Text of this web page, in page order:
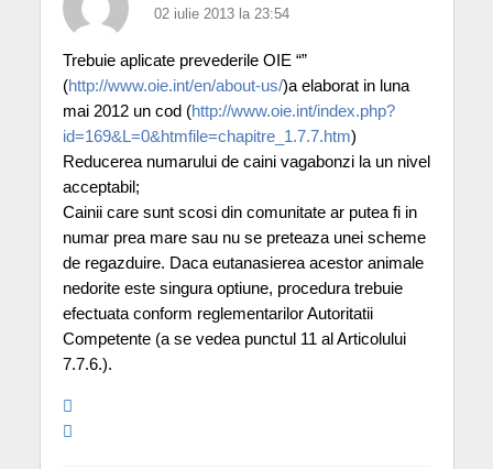
02 iulie 2013 la 23:54
Trebuie aplicate prevederile OIE “”
(http://www.oie.int/en/about-us/)a elaborat in luna
mai 2012 un cod (http://www.oie.int/index.php?
id=169&L=0&htmfile=chapitre_1.7.7.htm)
Reducerea numarului de caini vagabonzi la un nivel
acceptabil;
Cainii care sunt scosi din comunitate ar putea fi in
numar prea mare sau nu se preteaza unei scheme
de regazduire. Daca eutanasierea acestor animale
nedorite este singura optiune, procedura trebuie
efectuata conform reglementarilor Autoritatii
Competente (a se vedea punctul 11 al Articolului
7.7.6.).